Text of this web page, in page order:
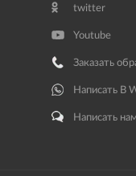
twitter
Youtube
Заказать
Написать В
Написать